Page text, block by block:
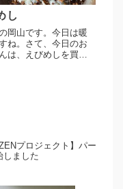
し
岡山です。今日は暖
ね。さて、今日のお
は、えびめしを買っ
プロジェクト】パー
ました